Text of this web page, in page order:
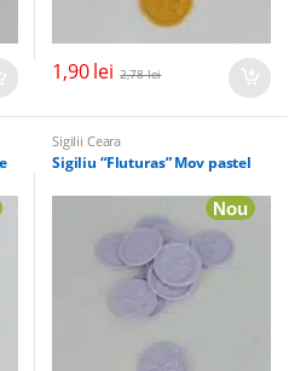
1,90lei 2,78lei
Sigilii Ceara
Sigiliu “Fluturas” Mov pastel
Nou